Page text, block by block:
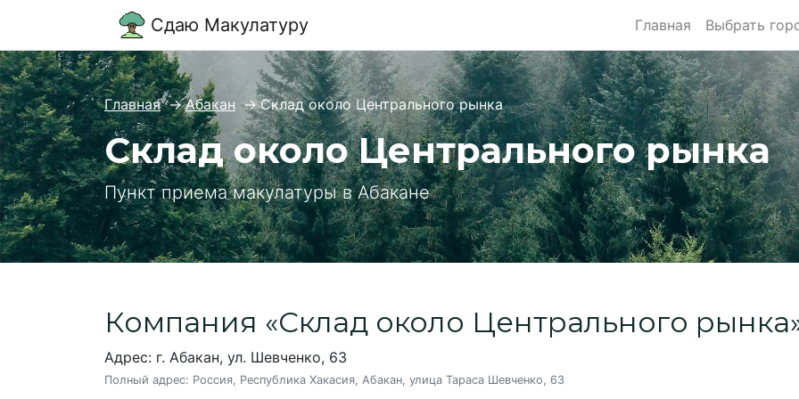
Сдаю Макулатуру Главная Выбрать
Главная → Абакан → Склад около Центрального рынка
Склад около Центрального рынка
Пункт приема макулатуры в Абакане
Компания «Склад около Центрального
Адрес: г. Абакан, ул. Шевченко, 63
Полный адрес: Россия, Республика Хакасия, Абакан, улица Тараса Шевченко, 63